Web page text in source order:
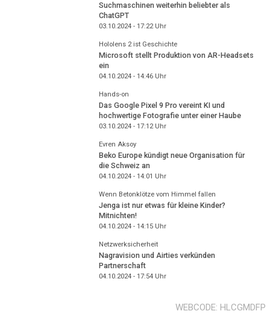
Suchmaschinen weiterhin beliebter als
ChatGPT
03.10.2024 - 17:22Uhr
Hololens 2 ist Geschichte
Microsoft stellt Produktion von AR-Headsets
ein
04.10.2024 - 14:46Uhr
Hands-on
Das Google Pixel 9 Pro vereint KI und
hochwertige Fotografie unter einer Haube
03.10.2024 - 17:12Uhr
Evren Aksoy
Beko Europe kündigt neue Organisation für
die Schweiz an
04.10.2024 - 14:01 Uhr
Wenn Betonklötze vom Himmel fallen
Jenga ist nur etwas für kleine Kinder?
Mitnichten!
04.10.2024 - 14:15Uhr
Netzwerksicherheit
Nagravision und Airties verkünden
Partnerschaft
04.10.2024 - 17:54Uhr
WEBCODE HLCGMDFP